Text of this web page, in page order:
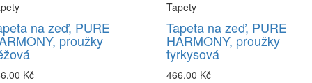
na zeď, PURE
proužky
Kč
Tapety
Tapeta na zeď, PURE
HARMONY, proužky
tyrkysová
466,00 Kč